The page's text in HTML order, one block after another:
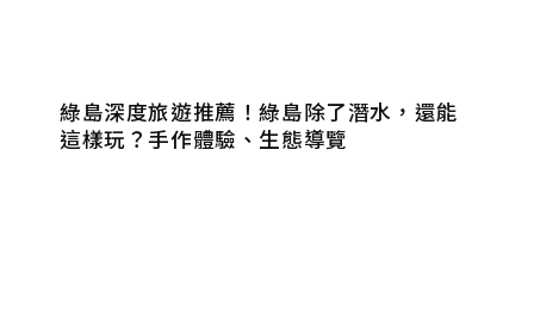
綠島深度旅遊推薦！綠島除了潛水，還能
這樣玩？手作體驗、生態導覽